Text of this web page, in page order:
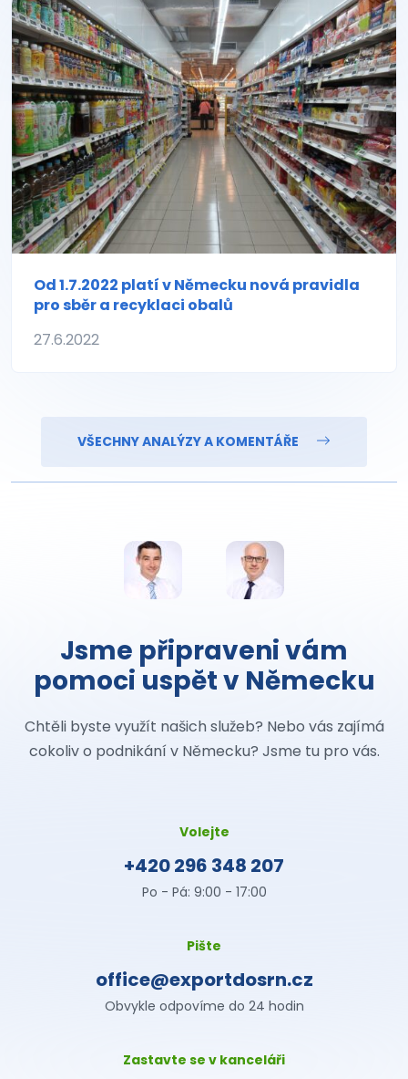
Od 1.7.2022 platí v Německu nová pravidla
pro sběr a recyklaci obalů
27.6.2022
VŠECHNY ANALÝZY A KOMENTÁŘE
Jsme připraveni vám
pomoci uspět v Německu
Chtěli byste využít našich služeb? Nebo vás zajímá
cokoliv o podnikání v Německu? Jsme tu pro vás.
Volejte
+420 296 348 207
Po - Pá: 9:00 - 17:00
Pište
office@exportdosrn.cz
Obvykle odpovíme do 24 hodin
Zastavte se v kanceláři